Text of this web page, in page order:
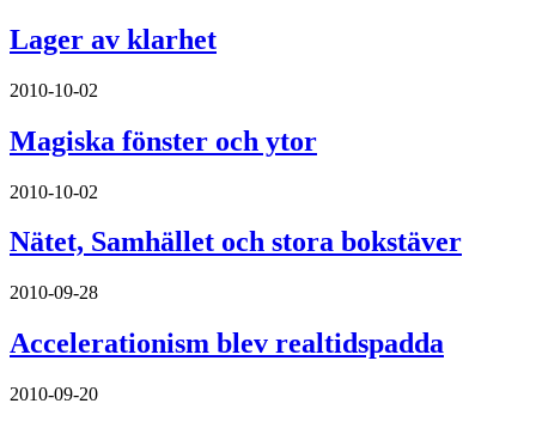
Lager av klarhet
2010-10-02
Magiska fönster och ytor
2010-10-02
Nätet, Samhället och stora bokstäver
2010-09-28
Accelerationism blev realtidspadda
2010-09-20